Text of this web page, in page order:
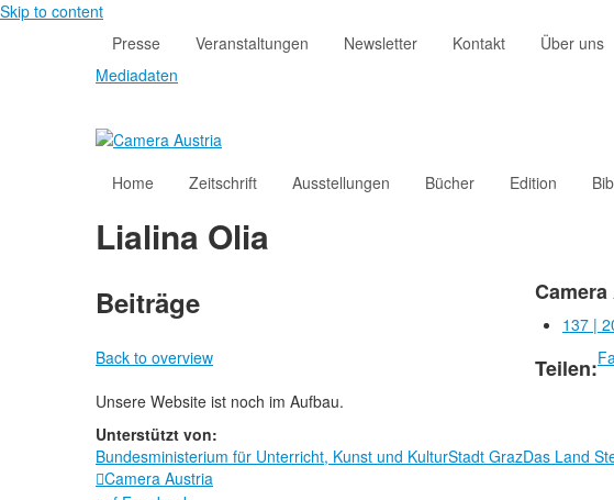
Skip to content
Presse
Veranstaltungen Newsletter Kontakt Über uns
Mediadaten
Home Zeitschrift Ausstellungen Bücher Edition
Lialina Olia
Beiträge
137 |
Back to overview
Teilen:
Unsere Website ist noch im Aufbau.
Unterstützt von:
Bundesministerium für Unterricht, Kunst und KulturStadt GrazDas Land
Camera Austria